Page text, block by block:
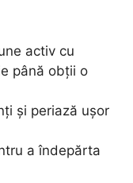
activ cu
până obții o
și periază ușor
a îndepărta